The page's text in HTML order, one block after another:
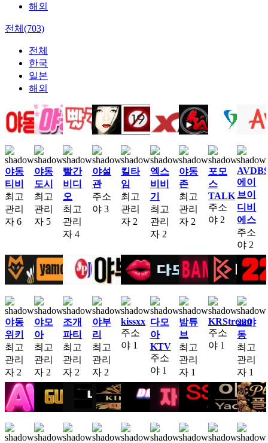
해외
전체(703)
전체
한국
일본
해외
야동
티비
최고
관리
자 6
야동
도시
최고
관리
자 5
빨간
비디
오
최고
관리
자 4
야설
관
주소
야 3
킬타
임
최고
관리
자 2
엑스
비비
기
최고
관리
자 2
야동
존
최고
관리
자 2
포모
스
TALK
주소
야 2
에이
브이
디비
에스
주소
야 2
야동
위키
최고
관리
자 2
야모
아
최고
관리
자 2
조개
파티
최고
관리
자 2
야부
리
최고
관리
자 2
kissxx
주소
야 1
다모
아
KTV
주소
야 1
밤튜
브
최고
관리
자 1
KRStream
주소
야 1
22야
동
최고
관리
자 1